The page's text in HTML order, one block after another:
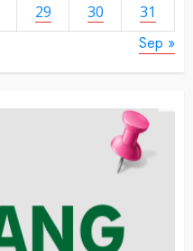
29 30 31
Sep »